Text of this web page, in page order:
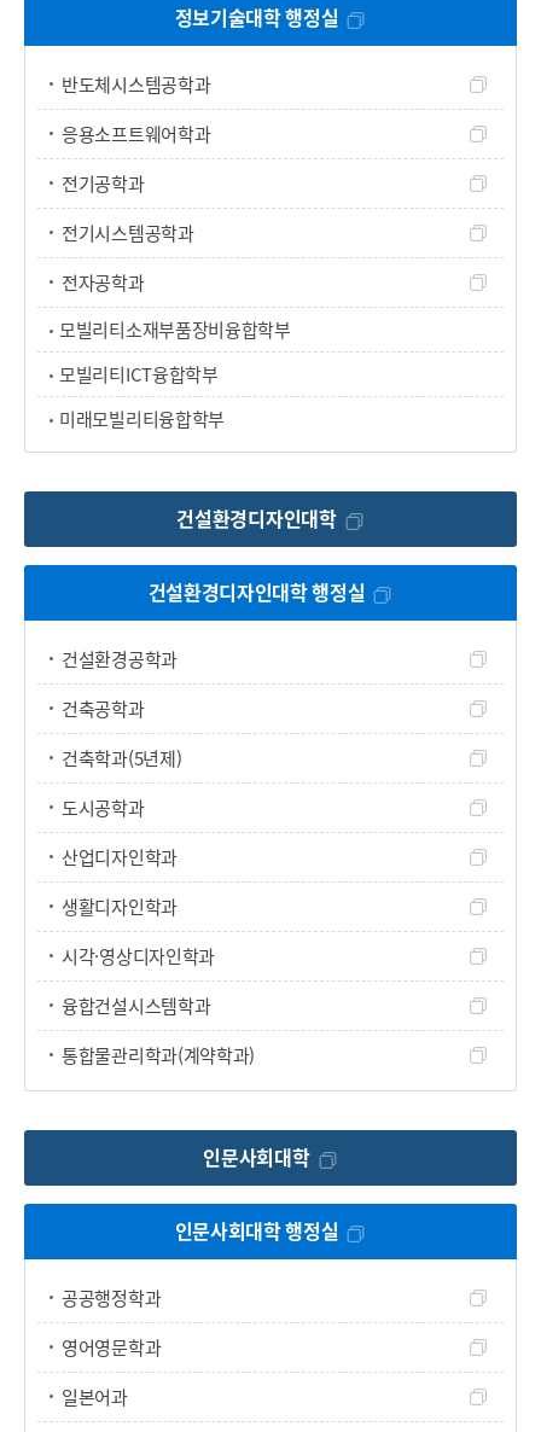
정보기술대학 행정실
반도체시스템공학과
응용소프트웨어학과
전기공학과
전기시스템공학과
전자공학과
모빌리티소재부품장비융합학부
모빌리티ICT융합학부
미래모빌리티융합학부
건설환경디자인대학
건설환경디자인대학 행정실
건설환경공학과
건축공학과
건축학과(5년제)
도시공학과
산업디자인학과
생활디자인학과
시각·영상디자인학과
융합건설시스템학과
통합물관리학과(계약학과)
인문사회대학
인문사회대학 행정실
공공행정학과
영어영문학과
일본어과